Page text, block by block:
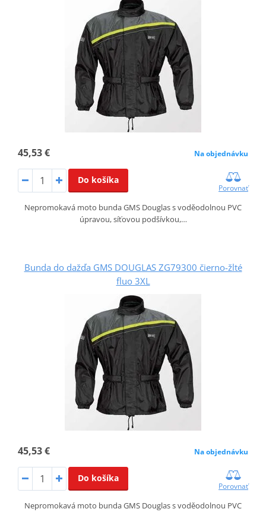
45,53 € Na objednávku
Do košíka
Porovnať
Nepromokavá moto bunda GMS Douglas s voděodolnou PVC
úpravou, síťovou podšívkou,…
Bunda do dažďa GMS DOUGLAS ZG79300 čierno-žlté
fluo 3XL
45,53 € Na objednávku
Do košíka
Porovnať
Nepromokavá moto bunda GMS Douglas s voděodolnou PVC